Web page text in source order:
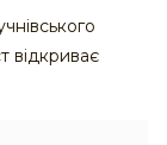
відкриває